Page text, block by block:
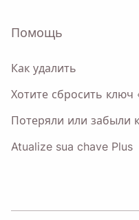
Помощь
Как удалить
Хотите сбросить ключ
Потеряли или забыли
Atualize sua chave Plus